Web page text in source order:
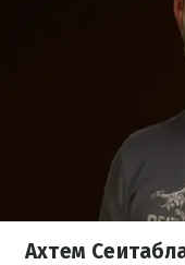
Ахтем